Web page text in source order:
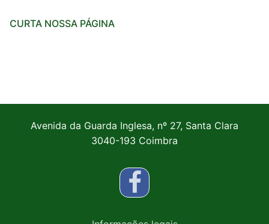
CURTA NOSSA PÁGINA
Avenida da Guarda Inglesa, nº 27, Santa Clara
3040-193 Coimbra